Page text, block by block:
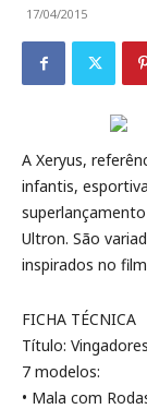
17/04/2015
A Xeryus,
infantis,
Ultron. São
inspirados no
FICHA TÉCNICA
Título:
7 modelos:
• Mala com